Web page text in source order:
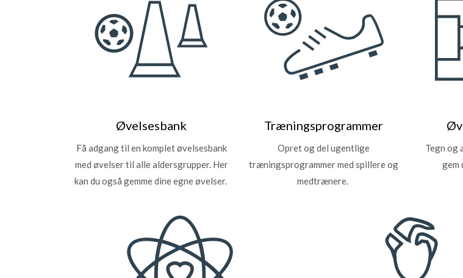
Øvelsesbank
Få adgang til en komplet øvelsesbank
med øvelser til alle aldersgrupper. Her
kan du også gemme dine egne øvelser.
Træningsprogrammer
Opret og del ugentlige
træningsprogrammer med spillere og
medtrænere.
Tegn og
gem